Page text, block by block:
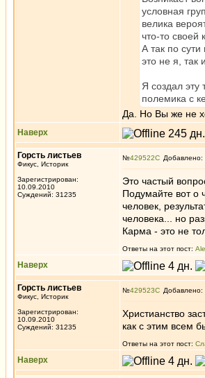
условная
велика
что-то
А так по
это не я, так
Я создал эту
полемика с
Да. Но Вы же не
Наверх
Горсть листьев
Фикус, Историк
Зарегистрирован:
10.09.2010
Суждений: 31235
№429522
Это частый
Подумайте вот о
человек,
человека... но
Карма - это не
Ответы на этот пост:
Наверх
Горсть листьев
Фикус, Историк
Зарегистрирован:
10.09.2010
Суждений: 31235
№429523
Христианство
как с этим всем
Ответы на этот пост:
Наверх